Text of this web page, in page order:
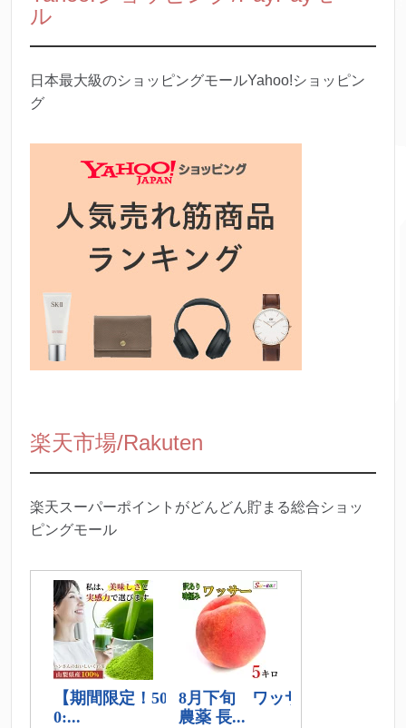
ル
日本最大級のショッピングモールYahoo!ショッピン
グ
楽天市場/Rakuten
楽天スーパーポイントがどんどん貯まる総合ショッ
ピングモール